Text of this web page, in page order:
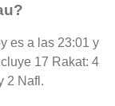
es a las 23:01 y
17 Rakat: 4
2 Nafl.